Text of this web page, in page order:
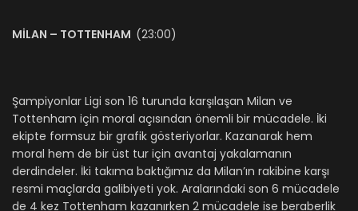
MİLAN – TOTTENHAM (23:00)
Şampiyonlar Ligi son 16 turunda karşılaşan Milan ve
Tottenham için moral açısından önemli bir mücadele. İki
ekipte formsuz bir grafik gösteriyorlar. Kazanarak hem
moral hem de bir üst tur için avantaj yakalamanın
derdindeler. İki takıma baktığımız da Milan’ın rakibine karşı
resmi maçlarda galibiyeti yok. Aralarındaki son 6 mücadele
de 4 kez Tottenham kazanırken 2 mücadele ise beraberlik